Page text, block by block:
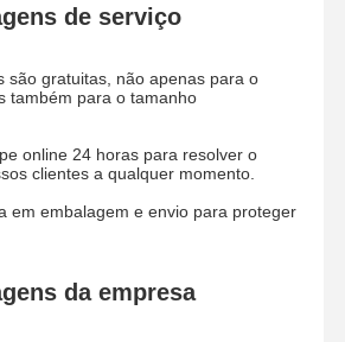
de serviço
são gratuitas, não apenas para o
também para o tamanho
online 24 horas para resolver o
clientes a qualquer momento.
em embalagem e envio para proteger
da empresa